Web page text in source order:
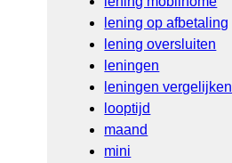
lening op afbetaling
lening oversluiten
leningen
leningen vergelijken
looptijd
maand
mini